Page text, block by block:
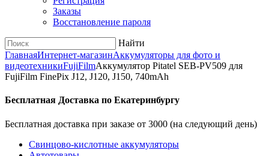
Заказы
Восстановление пароля
Найти
ГлавнаяИнтернет-магазинАккумуляторы для фото и
видеотехникиFujiFilmАккумулятор Pitatel SEB-PV509 для
FujiFilm FinePix J12, J120, J150, 740mAh
Бесплатная Доставка по Екатеринбургу
Бесплатная доставка при заказе от 3000 (на следующий день)
Cвинцово-кислотные аккумуляторы